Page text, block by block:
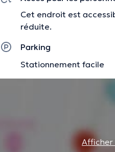
Cet endroit est
réduite.
Parking
Stationnement facile
Afficher